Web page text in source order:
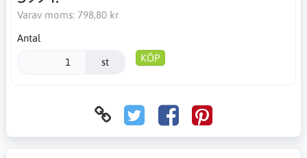
Varav moms: 798,80 kr
Antal
st KÖP